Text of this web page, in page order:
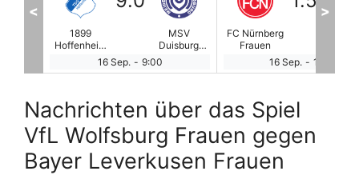
FC Nürnberg
Frauen
Werder
Bremen
16 Sep. - 11:00
1.FC Köln
Frauen
17 Sep. - 11:00
< >
Nachrichten über das Spiel
VfL Wolfsburg Frauen gegen
Bayer Leverkusen Frauen